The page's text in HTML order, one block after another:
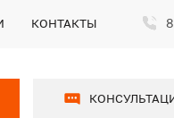
КОНТАКТЫ